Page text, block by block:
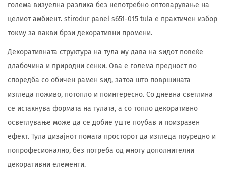
голема визуелна разлика без непотребно оптоварување на
целиот амбиент. stirodur panel s651-015 tula е практичен избор
токму за вакви брзи декоративни промени.
Декоративната структура на тула му дава на ѕидот повеќе
длабочина и природни сенки. Ова е голема предност во
споредба со обичен рамен ѕид, затоа што површината
изгледа поживо, потопло и поинтересно. Со дневна светлина
се истакнува формата на тулата, а со топло декоративно
осветлување може да се добие уште поубав и поизразен
ефект. Тула дизајнот помага просторот да изгледа поуредно и
попрофесионално, без потреба од многу дополнителни
декоративни елементи.